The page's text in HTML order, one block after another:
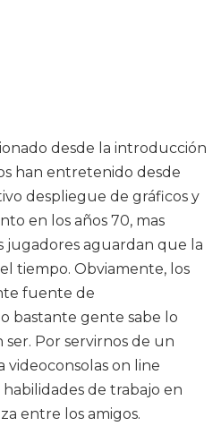
desde la introducción
han entretenido desde
despliegue de gráficos y
en los años 70, mas
jugadores aguardan que la
tiempo. Obviamente, los
fuente de
bastante gente sabe lo
Por servirnos de un
videoconsolas on line
de trabajo en
entre los amigos.